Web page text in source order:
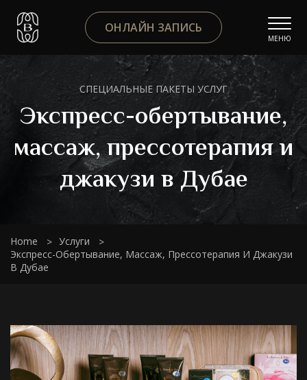
ОНЛАЙН ЗАПИСЬ
МЕНЮ
СПЕЦИАЛЬНЫЕ ПАКЕТЫ УСЛУГ
Экспресс-обертывание,
массаж, прессотерапия и
джакузи в Дубае
Home
Услуги
Экспресс-Обертывание, Массаж, Прессотерапия И Джакузи
В Дубае